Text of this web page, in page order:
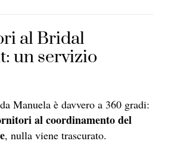
al Bridal
un servizio
Manuela è davvero a 360 gradi:
al coordinamento del
, nulla viene trascurato.